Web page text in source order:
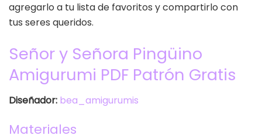
agregarlo a tu lista de favoritos y compartirlo con
tus seres queridos.
Señor y Señora Pingüino
Amigurumi PDF Patrón Gratis
Diseñador: bea_amigurumis
Materiales